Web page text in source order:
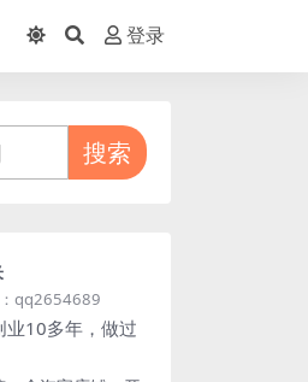
登录
搜索
qq2654689
业10多年，做过